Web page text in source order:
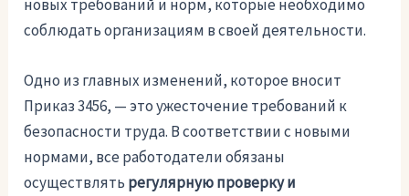
новых требований и норм, которые необходимо
соблюдать организациям в своей деятельности.
Одно из главных изменений, которое вносит
Приказ 3456, — это ужесточение требований к
безопасности труда. В соответствии с новыми
нормами, все работодатели обязаны
осуществлять регулярную проверку и